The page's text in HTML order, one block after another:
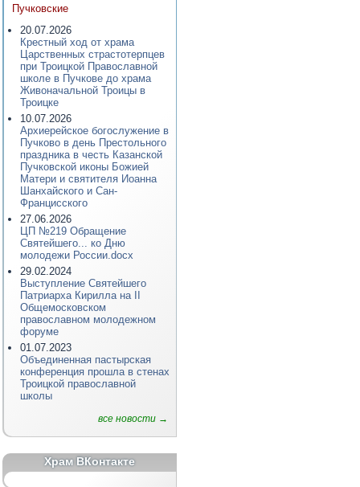
Пучковские
20.07.2026
Крестный ход от храма
Царственных страстотерпцев
при Троицкой Православной
школе в Пучкове до храма
Живоначальной Троицы в
Троицке
10.07.2026
Архиерейское богослужение в
Пучково в день Престольного
праздника в честь Казанской
Пучковской иконы Божией
Матери и святителя Иоанна
Шанхайского и Сан-
Францисского
27.06.2026
ЦП №219 Обращение
Святейшего... ко Дню
молодежи России.docx
29.02.2024
Выступление Святейшего
Патриарха Кирилла на II
Общемосковском
православном молодежном
форуме
01.07.2023
Объединенная пастырская
конференция прошла в стенах
Троицкой православной
школы
все новости →
Храм ВКонтакте